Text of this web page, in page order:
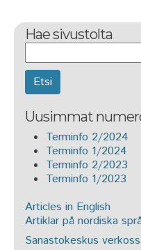
Hae sivustolta
Uusimmat
Terminfo 2/2024
Terminfo 1/2024
Terminfo 2/2023
Terminfo 1/2023
Articles in English
Artiklar på nordiska
Sanastokeskus